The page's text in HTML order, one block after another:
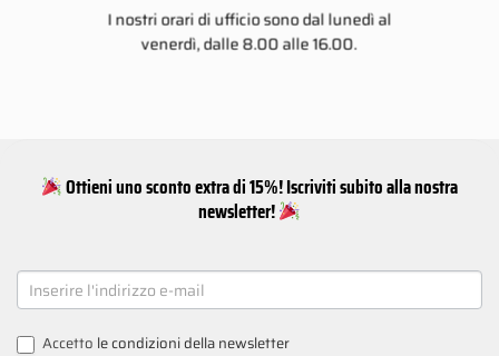
I nostri orari di ufficio sono dal lunedì al
venerdì, dalle 8.00 alle 16.00.
Ottieni uno sconto extra di 15%! Iscriviti subito alla nostra
newsletter!
NEWSLETTER
SIGNUP
Accetto le condizioni della newsletter